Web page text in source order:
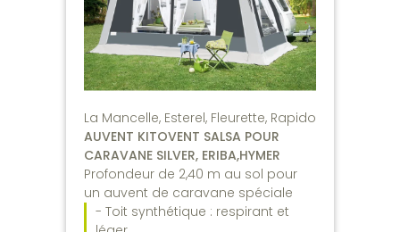
La Mancelle, Esterel, Fleurette, Rapido
AUVENT KITOVENT SALSA POUR
CARAVANE SILVER, ERIBA,HYMER
Profondeur de 2,40 m au sol pour
un auvent de caravane spéciale
- Toit synthétique : respirant et